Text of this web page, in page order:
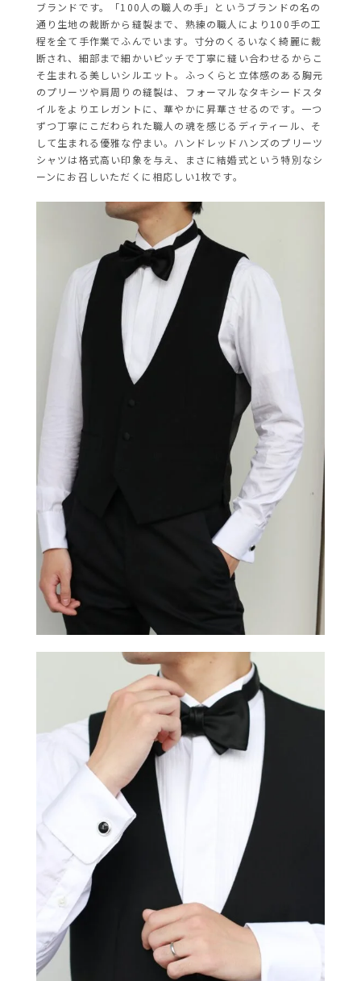
ブランドです。「100人の職人の手」というブランドの名の
通り生地の裁断から縫製まで、熟練の職人により100手の工
程を全て手作業でふんでいます。寸分のくるいなく綺麗に裁
断され、細部まで細かいピッチで丁寧に縫い合わせるからこ
そ生まれる美しいシルエット。ふっくらと立体感のある胸元
のプリーツや肩周りの縫製は、フォーマルなタキシードスタ
イルをよりエレガントに、華やかに昇華させるのです。一つ
ずつ丁寧にこだわられた職人の魂を感じるディティール、そ
して生まれる優雅な佇まい。ハンドレッドハンズのプリーツ
シャツは格式高い印象を与え、まさに結婚式という特別なシ
ーンにお召しいただくに相応しい1枚です。